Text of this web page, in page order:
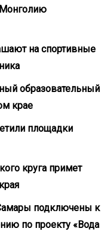
Монголию
на спортивные
образовательный
крае
площадки
круга примет
подключены к
по проекту «Вода